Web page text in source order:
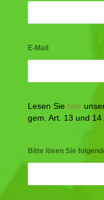
E-Mail
Lesen Sie hier
gem. Art. 13 und 14
Bitte lösen Sie